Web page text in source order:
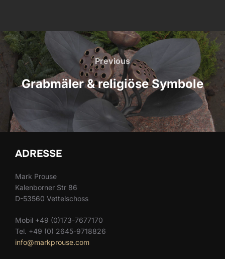
Beitragsnavigation
Previous
Previous
Grabmäler & religiöse Symbole
ADRESSE
Mark Prouse
Kalenborner Str 86
D-53560 Vettelschoss
Mobil +49 (0)173-7677170
Tel. +49 (0) 2645-9718826
info@markprouse.com